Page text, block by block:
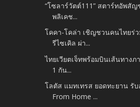
“โซลาร์วัตต์111” สตาร์ทอัพสั
พลิเคช...
โคคา-โคล่า เชิญชวนคนไทยร่
รีไซเคิล ผ่า...
ไทยเวียตเจ็ทพร้อมบินเส้นทางภ
1 กัน...
โลตัส แมทเทรส ยอดทะยาน รั
From Home ...